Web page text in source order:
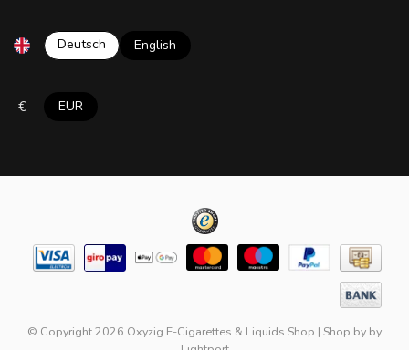
Deutsch English
€ EUR
© Copyright 2026 Oxyzig E-Cigarettes & Liquids Shop | Shop by by